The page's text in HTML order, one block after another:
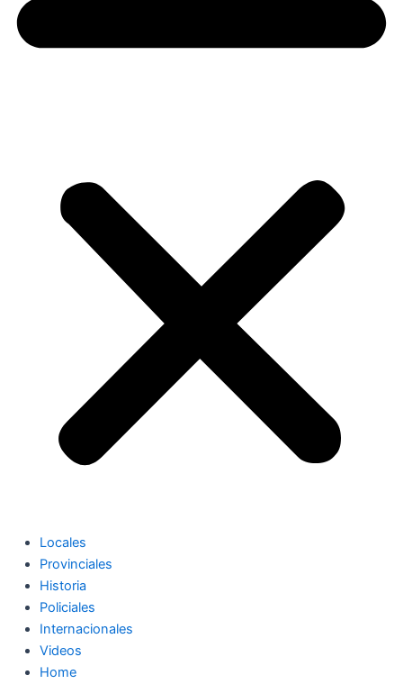
Locales
Provinciales
Historia
Policiales
Internacionales
Videos
Home